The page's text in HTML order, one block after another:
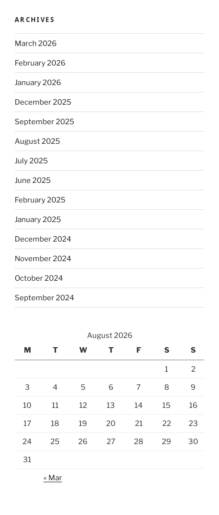
ARCHIVES
March 2026
February 2026
January 2026
December 2025
September 2025
August 2025
July 2025
June 2025
February 2025
January 2025
December 2024
November 2024
October 2024
September 2024
August 2026
M
T W T F S S
1 2
3 4 5 6 7 8 9
10 11 12 13 14 15 16
17 18 19 20 21 22 23
24 25 26 27 28 29 30
31
« Mar